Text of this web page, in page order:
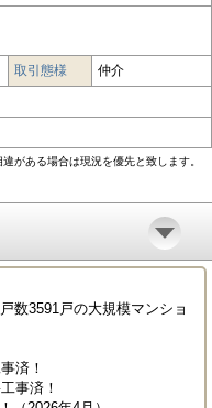
取引態様
仲介
がある場合は現況を優先と致します。
数3591戸の大規模マンショ
済！
事済！